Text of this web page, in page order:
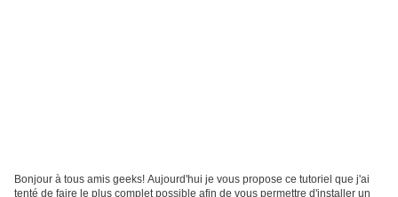
Bonjour à tous amis geeks! Aujourd'hui je vous propose ce tutoriel que j'ai
tenté de faire le plus complet possible afin de vous permettre d'installer un